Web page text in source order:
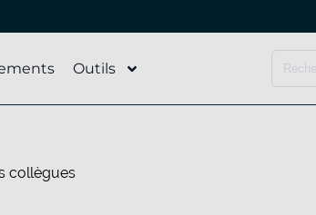
Outils
collègues